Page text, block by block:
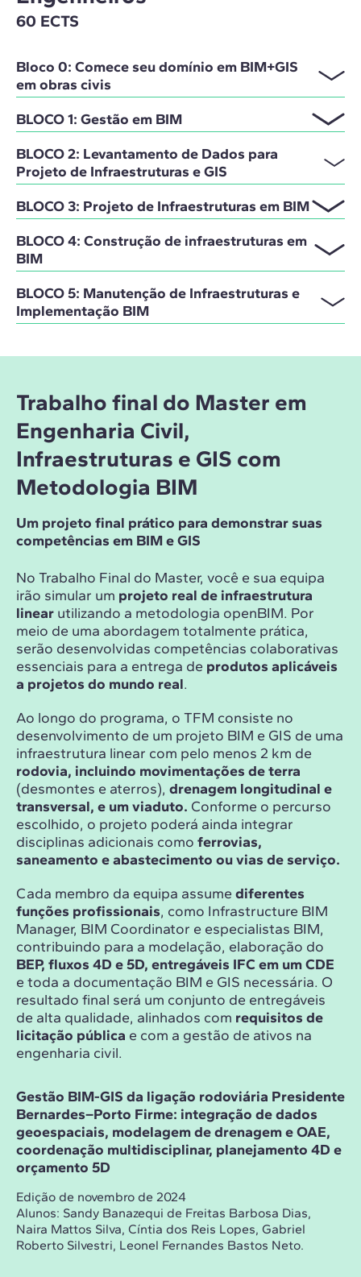
60 ECTS
Bloco 0: Comece seu domínio em BIM+GIS
em obras civis
BLOCO 1: Gestão em BIM
BLOCO 2: Levantamento de Dados para
Projeto de Infraestruturas e GIS
BLOCO 3: Projeto de Infraestruturas em BIM
BLOCO 4: Construção de infraestruturas em
BIM
BLOCO 5: Manutenção de Infraestruturas e
Implementação BIM
Trabalho final do Master em
Engenharia Civil,
Infraestruturas e GIS com
Metodologia BIM
Um projeto final prático para demonstrar suas
competências em BIM e GIS
No Trabalho Final do Master, você e sua equipa
irão simular um projeto real de infraestrutura
linear utilizando a metodologia openBIM. Por
meio de uma abordagem totalmente prática,
serão desenvolvidas competências colaborativas
essenciais para a entrega de produtos aplicáveis
a projetos do mundo real.
Ao longo do programa, o TFM consiste no
desenvolvimento de um projeto BIM e GIS de uma
infraestrutura linear com pelo menos 2 km de
rodovia, incluindo movimentações de terra
(desmontes e aterros), drenagem longitudinal e
transversal, e um viaduto. Conforme o percurso
escolhido, o projeto poderá ainda integrar
disciplinas adicionais como ferrovias,
saneamento e abastecimento ou vias de serviço.
Cada membro da equipa assume diferentes
funções profissionais, como Infrastructure BIM
Manager, BIM Coordinator e especialistas BIM,
contribuindo para a modelação, elaboração do
BEP, fluxos 4D e 5D, entregáveis IFC em um CDE
e toda a documentação BIM e GIS necessária. O
resultado final será um conjunto de entregáveis
de alta qualidade, alinhados com requisitos de
licitação pública e com a gestão de ativos na
engenharia civil.
Gestão BIM-GIS da ligação rodoviária Presidente
Bernardes–Porto Firme: integração de dados
geoespaciais, modelagem de drenagem e OAE,
coordenação multidisciplinar, planejamento 4D e
orçamento 5D
Edição de novembro de 2024
Alunos: Sandy Banazequi de Freitas Barbosa Dias,
Naira Mattos Silva, Cíntia dos Reis Lopes, Gabriel
Roberto Silvestri, Leonel Fernandes Bastos Neto.